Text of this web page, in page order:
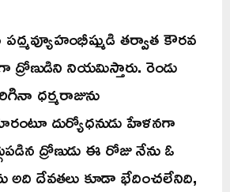
పద్మవ్యూహంభీష్ముడి తర్వాత కౌరవ
ద్రోణుడిని నియమిస్తారు. రెండు
ధర్మరాజును
దుర్యోధనుడు హేళనగా
ద్రోణుడు ఈ రోజు నేను ఓ
అది దేవతలు కూడా భేదించలేనిది,